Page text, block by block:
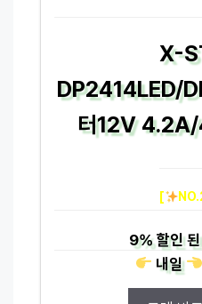
X-
DP2414LED/
터12V 4.2A/
[
9%할인 된
내일